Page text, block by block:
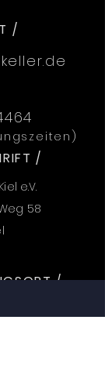
/
/
e.V.
58
/
e.V.